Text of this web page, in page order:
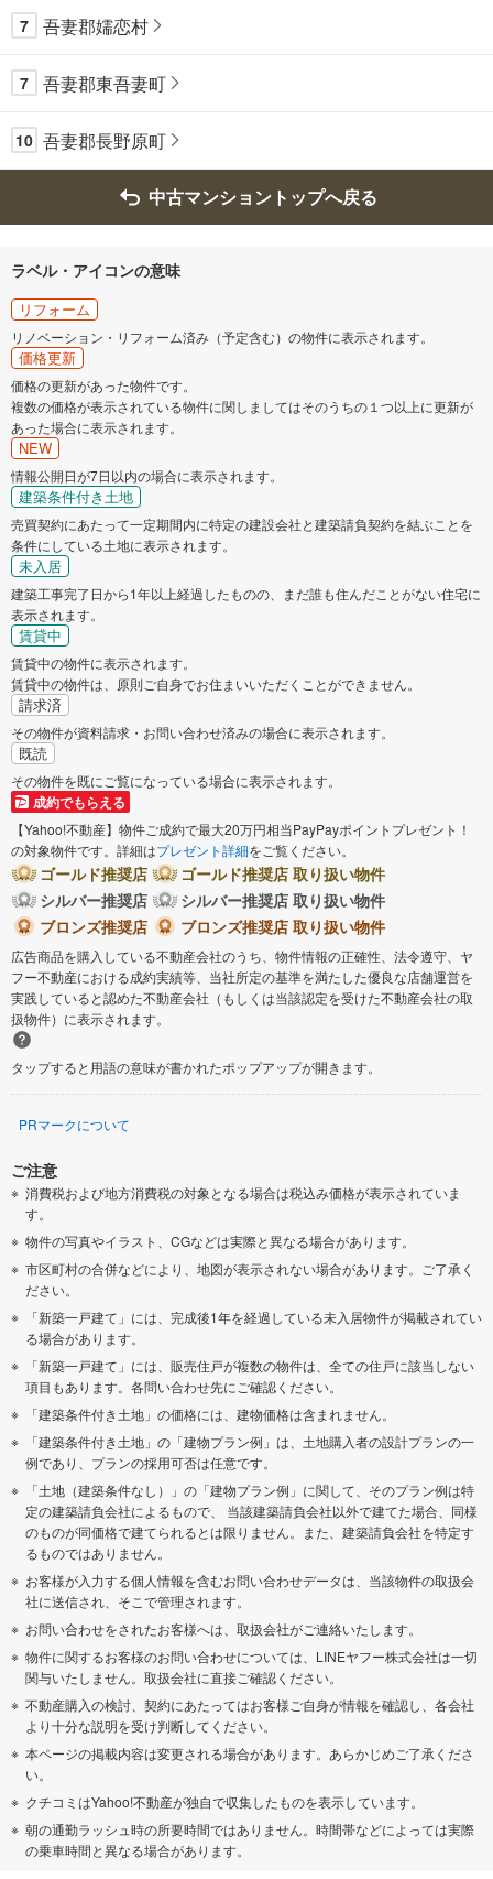
7 吾妻郡嬬恋村
7 吾妻郡東吾妻町
10 吾妻郡長野原町
中古マンショントップへ戻る
ラベル・アイコンの意味
リフォーム
リノベーション・リフォーム済み（予定含む）の物件に表示されます。
価格更新
価格の更新があった物件です。
複数の価格が表示されている物件に関しましてはそのうちの１つ以上に更新が
あった場合に表示されます。
NEW
情報公開日が7日以内の場合に表示されます。
建築条件付き土地
売買契約にあたって一定期間内に特定の建設会社と建築請負契約を結ぶことを
条件にしている土地に表示されます。
未入居
建築工事完了日から1年以上経過したものの、まだ誰も住んだことがない住宅に
表示されます。
賃貸中
賃貸中の物件に表示されます。
賃貸中の物件は、原則ご自身でお住まいいただくことができません。
請求済
その物件が資料請求・お問い合わせ済みの場合に表示されます。
既読
その物件を既にご覧になっている場合に表示されます。
成約でもらえる
【Yahoo!不動産】物件ご成約で最大20万円相当PayPayポイントプレゼント！
の対象物件です。詳細はプレゼント詳細をご覧ください。
ゴールド推奨店
ゴールド推奨店 取り扱い物件
シルバー推奨店
シルバー推奨店 取り扱い物件
ブロンズ推奨店
ブロンズ推奨店 取り扱い物件
広告商品を購入している不動産会社のうち、物件情報の正確性、法令遵守、ヤ
フー不動産における成約実績等、当社所定の基準を満たした優良な店舗運営を
実践していると認めた不動産会社（もしくは当該認定を受けた不動産会社の取
扱物件）に表示されます。
タップすると用語の意味が書かれたポップアップが開きます。
PRマークについて
ご注意
消費税および地方消費税の対象となる場合は税込み価格が表示されていま
す。
物件の写真やイラスト、CGなどは実際と異なる場合があります。
市区町村の合併などにより、地図が表示されない場合があります。ご了承く
ださい。
「新築一戸建て」には、完成後1年を経過している未入居物件が掲載されてい
る場合があります。
「新築一戸建て」には、販売住戸が複数の物件は、全ての住戸に該当しない
項目もあります。各問い合わせ先にご確認ください。
「建築条件付き土地」の価格には、建物価格は含まれません。
「建築条件付き土地」の「建物プラン例」は、土地購入者の設計プランの一
例であり、プランの採用可否は任意です。
「土地（建築条件なし）」の「建物プラン例」に関して、そのプラン例は特
定の建築請負会社によるもので、 当該建築請負会社以外で建てた場合、同様
のものが同価格で建てられるとは限りません。また、建築請負会社を特定す
るものではありません。
お客様が入力する個人情報を含むお問い合わせデータは、当該物件の取扱会
社に送信され、そこで管理されます。
お問い合わせをされたお客様へは、取扱会社がご連絡いたします。
物件に関するお客様のお問い合わせについては、LINEヤフー株式会社は一切
関与いたしません。取扱会社に直接ご確認ください。
不動産購入の検討、契約にあたってはお客様ご自身が情報を確認し、各会社
より十分な説明を受け判断してください。
本ページの掲載内容は変更される場合があります。あらかじめご了承くださ
い。
クチコミはYahoo!不動産が独自で収集したものを表示しています。
朝の通勤ラッシュ時の所要時間ではありません。時間帯などによっては実際
の乗車時間と異なる場合があります。